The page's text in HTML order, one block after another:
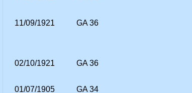
GA 36
11/09/1921
GA 36
02/10/1921
GA 34
01/07/1905